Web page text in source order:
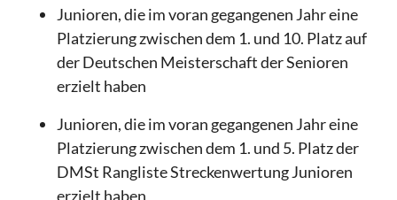
Junioren, die im voran gegangenen Jahr eine
Platzierung zwischen dem 1. und 10. Platz auf
der Deutschen Meisterschaft der Senioren
erzielt haben
Junioren, die im voran gegangenen Jahr eine
Platzierung zwischen dem 1. und 5. Platz der
DMSt Rangliste Streckenwertung Junioren
erzielt haben